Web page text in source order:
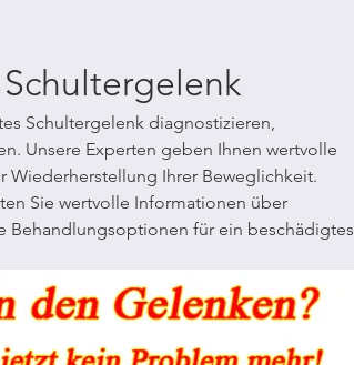
Schultergelenk diagnostizieren,
Unsere Experten geben Ihnen wertvolle
Wiederherstellung Ihrer Beweglichkeit.
Sie wertvolle Informationen über
Behandlungsoptionen für ein beschädigtes